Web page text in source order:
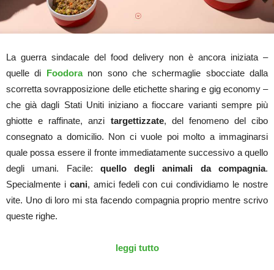
La guerra sindacale del food delivery non è ancora iniziata –
quelle di
Foodora non sono che schermaglie sbocciate dalla
scorretta sovrapposizione delle etichette sharing e gig economy –
che già dagli Stati Uniti iniziano a fioccare varianti sempre più
ghiotte e raffinate, anzi targettizzate, del fenomeno del cibo
consegnato a domicilio. Non ci vuole poi molto a immaginarsi
quale possa essere il fronte immediatamente successivo a quello
degli umani. Facile: quello degli animali da compagnia.
Specialmente i cani, amici fedeli con cui condividiamo le nostre
vite. Uno di loro mi sta facendo compagnia proprio mentre scrivo
queste righe.
leggi tutto